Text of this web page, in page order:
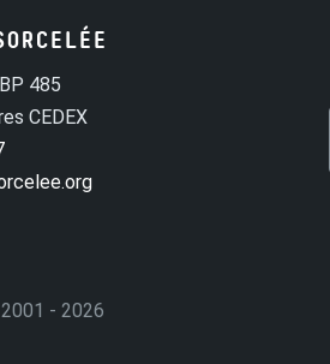
485
CEDEX
- 2026